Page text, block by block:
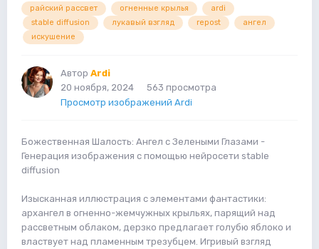
райский рассвет огненные крылья
ardi
stable diffusion
лукавый взгляд repost
ангел
искушение
Автор Ardi
20 ноября, 2024
563 просмотра
Просмотр изображений Ardi
Божественная Шалость: Ангел с Зелеными Глазами -
Генерация изображения с помощью нейросети stable
diffusion
Изысканная иллюстрация с элементами фантастики:
архангел в огненно-жемчужных крыльях, парящий над
рассветным облаком, дерзко предлагает голубю яблоко и
властвует над пламенным трезубцем. Игривый взгляд